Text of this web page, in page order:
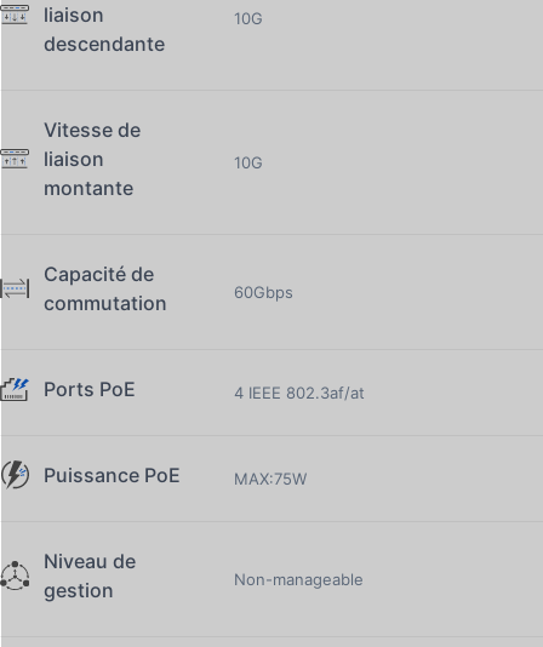
liaison
descendante
10G
Vitesse de
liaison
montante
10G
Capacité de
commutation
60Gbps
Ports PoE 4 IEEE 802.3af/at
Puissance PoE MAX:75W
Niveau de
gestion
Non-manageable